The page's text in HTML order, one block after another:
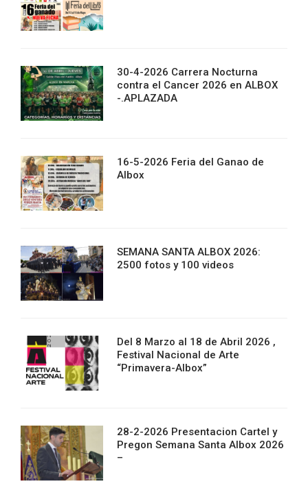
30-4-2026 Carrera Nocturna
contra el Cancer 2026 en ALBOX
-.APLAZADA
16-5-2026 Feria del Ganao de
Albox
SEMANA SANTA ALBOX 2026:
2500 fotos y 100 videos
Del 8 Marzo al 18 de Abril 2026 ,
Festival Nacional de Arte
“Primavera-Albox”
28-2-2026 Presentacion Cartel y
Pregon Semana Santa Albox 2026
–